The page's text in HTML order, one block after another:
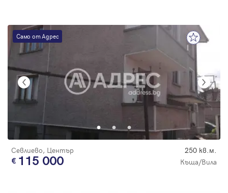
Само от Адрес
Севлиево, Център 250 кв.м.
115 000 Къща/Вила